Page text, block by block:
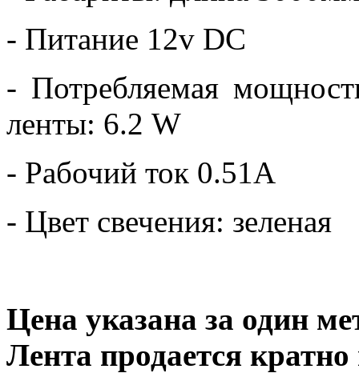
- Питание 12v DC
- Потребляемая
ленты: 6.2 W
- Рабочий ток 0.51А
- Цвет свечения: зеленая
Цена указана за один
Лента продается